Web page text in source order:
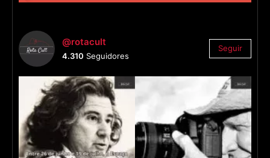
@rotacult
4.310 Seguidores
Seguir